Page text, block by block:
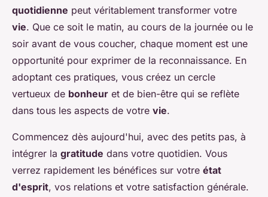
quotidienne peut véritablement transformer votre
vie. Que ce soit le matin, au cours de la journée ou le
soir avant de vous coucher, chaque moment est une
opportunité pour exprimer de la reconnaissance. En
adoptant ces pratiques, vous créez un cercle
vertueux de bonheur et de bien-être qui se reflète
dans tous les aspects de votre vie.
Commencez dès aujourd'hui, avec des petits pas, à
intégrer la gratitude dans votre quotidien. Vous
verrez rapidement les bénéfices sur votre état
d'esprit, vos relations et votre satisfaction générale.